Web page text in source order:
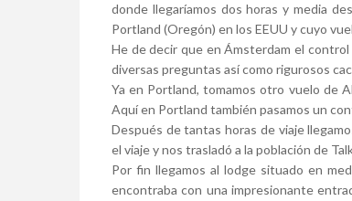
donde llegaríamos dos horas y media
Portland (Oregón) en los EEUU y cuyo
He de decir que en Ámsterdam el
diversas preguntas así como rigurosos
Ya en Portland, tomamos otro vuelo de
Aquí en Portland también pasamos un
Después de tantas horas de viaje
el viaje y nos trasladó a la población de
Por fin llegamos al lodge situado en
encontraba con una impresionante